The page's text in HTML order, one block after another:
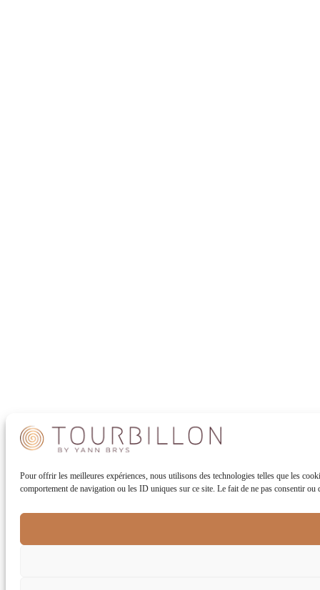
Pour offrir les meilleures expériences, nous utilisons des technologies telles que les
comportement de navigation ou les ID uniques sur ce site. Le fait de ne pas consentir